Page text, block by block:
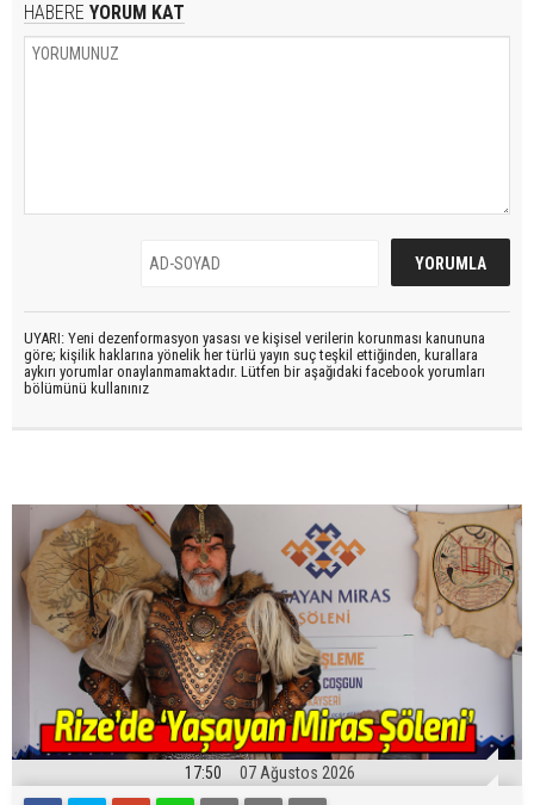
HABERE YORUM KAT
UYARI: Yeni dezenformasyon yasası ve kişisel verilerin korunması kanununa
göre; kişilik haklarına yönelik her türlü yayın suç teşkil ettiğinden, kurallara
aykırı yorumlar onaylanmamaktadır. Lütfen bir aşağıdaki facebook yorumları
bölümünü kullanınız
17:50 07 Ağustos 2026